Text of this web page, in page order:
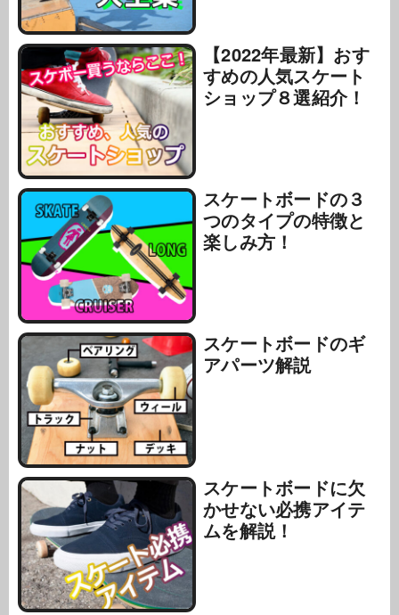
【2022年最新】おす
すめの人気スケート
ショップ８選紹介！
スケートボードの３
つのタイプの特徴と
楽しみ方！
スケートボードのギ
アパーツ解説
スケートボードに欠
かせない必携アイテ
ムを解説！